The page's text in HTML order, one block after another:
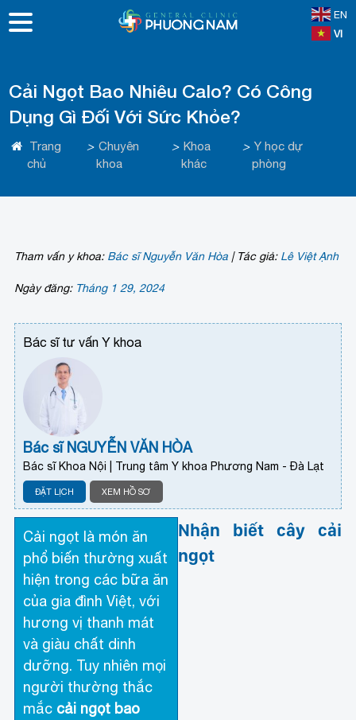
EN
VI
Cải Ngọt Bao Nhiêu Calo? Có Công
Dụng Gì Đối Với Sức Khỏe?
Trang
chủ
> Chuyên
khoa
> Khoa
khác
> Y học dự
phòng
Tham vấn y khoa: Bác sĩ Nguyễn Văn Hòa |Tác giả: Lê Việt Ạnh
Ngày đăng: Tháng 1 29, 2024
Bác sĩ tư vấn Y khoa
Bác sĩ NGUYỄN VĂN HÒA
Bác sĩ Khoa Nội | Trung tâm Y khoa Phương Nam - Đà Lạt
ĐẶT LỊCH XEM HỒ SƠ
Cải ngọt là món ăn
phổ biến thường xuất
hiện trong các bữa ăn
của gia đình Việt, với
hương vị thanh mát
và giàu chất dinh
dưỡng. Tuy nhiên mọi
người thường thắc
mắc cải ngọt bao
Nhận biết cây cải
ngọt